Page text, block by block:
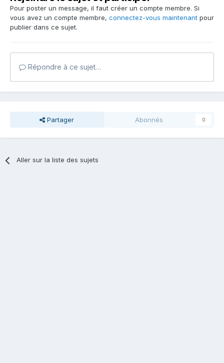
Pour poster un message, il faut créer un compte membre. Si
vous avez un compte membre, connectez-vous maintenant pour
publier dans ce sujet.
Répondre à ce sujet…
Partager Abonnés 0
Aller sur la liste des sujets